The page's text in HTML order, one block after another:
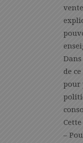
de
pour
–